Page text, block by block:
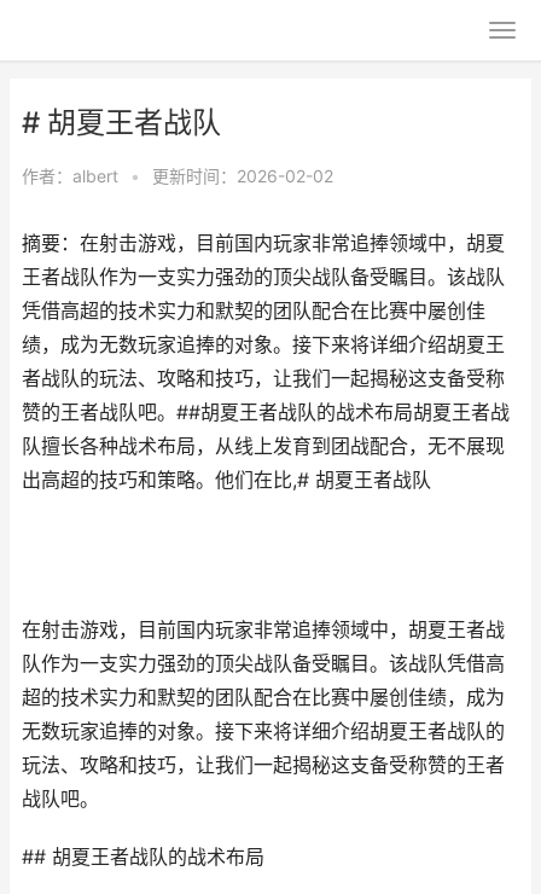
# 胡夏王者战队
作者： albert • 更新时间：2026-02-02
摘要：在射击游戏，目前国内玩家非常追捧领域中，胡夏
王者战队作为一支实力强劲的顶尖战队备受瞩目。该战队
凭借高超的技术实力和默契的团队配合在比赛中屡创佳
绩，成为无数玩家追捧的对象。接下来将详细介绍胡夏王
者战队的玩法、攻略和技巧，让我们一起揭秘这支备受称
赞的王者战队吧。##胡夏王者战队的战术布局胡夏王者战
队擅长各种战术布局，从线上发育到团战配合，无不展现
出高超的技巧和策略。他们在比,# 胡夏王者战队
在射击游戏，目前国内玩家非常追捧领域中，胡夏王者战
队作为一支实力强劲的顶尖战队备受瞩目。该战队凭借高
超的技术实力和默契的团队配合在比赛中屡创佳绩，成为
无数玩家追捧的对象。接下来将详细介绍胡夏王者战队的
玩法、攻略和技巧，让我们一起揭秘这支备受称赞的王者
战队吧。
## 胡夏王者战队的战术布局